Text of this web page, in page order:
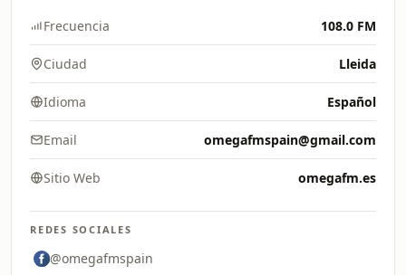
Frecuencia 108.0 FM
Ciudad Lleida
Idioma Español
Email omegafmspain@gmail.com
Sitio Web omegafm.es
REDES SOCIALES
@omegafmspain